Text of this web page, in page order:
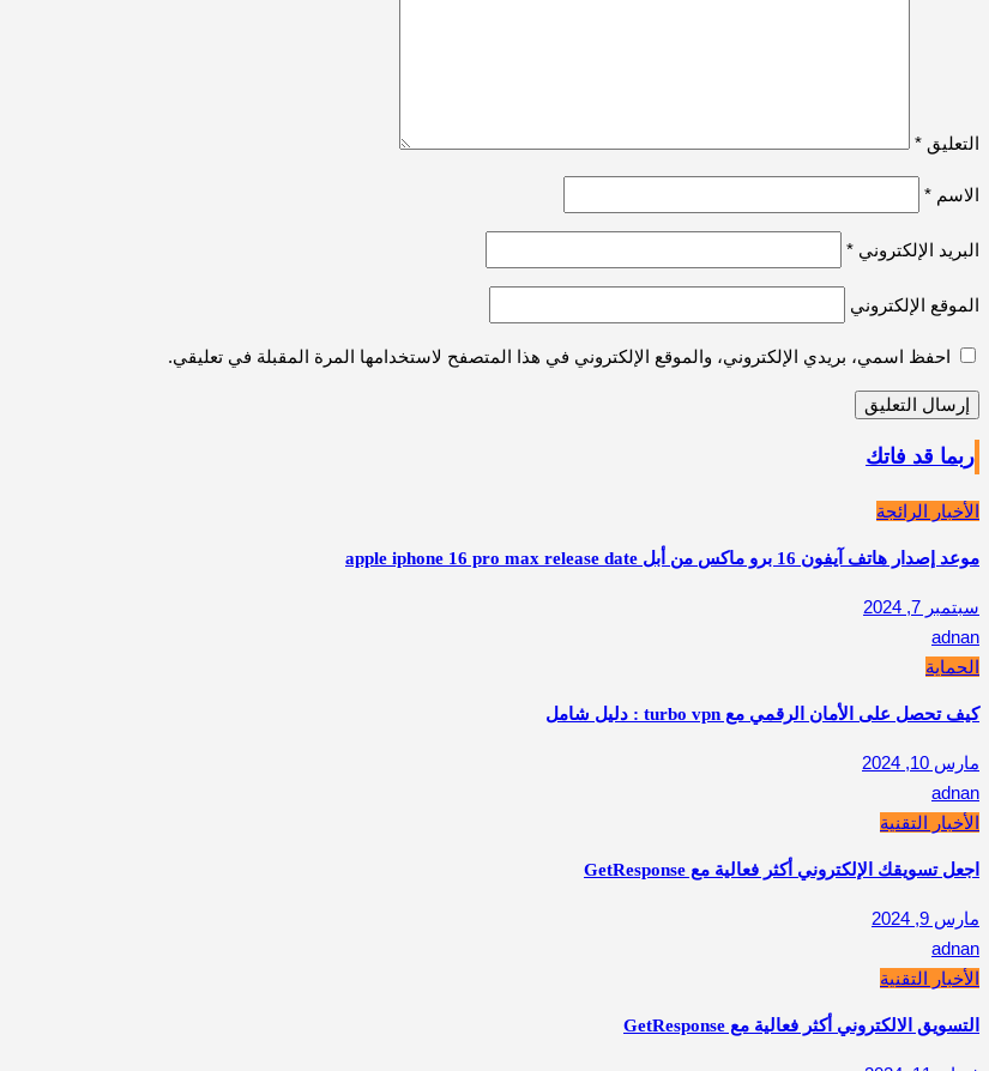
التعليق *
الاسم *
البريد الإلكتروني *
الموقع الإلكتروني
احفظ اسمي، بريدي الإلكتروني، والموقع الإلكتروني في هذا المتصفح لاستخدامها المرة المقبلة في تعليقي.
ربما قد فاتك
الأخبار الرائجة
موعد إصدار هاتف آيفون 16 برو ماكس من أبل apple iphone 16 pro max release date
سبتمبر 7, 2024
adnan
الحماية
كيف تحصل على الأمان الرقمي مع turbo vpn : دليل شامل
مارس 10, 2024
adnan
الأخبار التقنية
اجعل تسويقك الإلكتروني أكثر فعالية مع GetResponse
مارس 9, 2024
adnan
الأخبار التقنية
التسويق الالكتروني أكثر فعالية مع GetResponse